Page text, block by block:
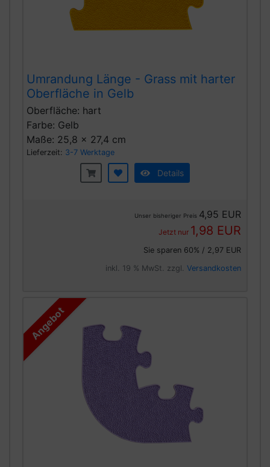
Umrandung Länge - Grass mit harter
Oberfläche in Gelb
Oberfläche: hart
Farbe: Gelb
Maße: 25,8 x 27,4 cm
Lieferzeit: 3-7 Werktage
Details
Unser bisheriger Preis 4,95 EUR
Jetzt nur 1,98 EUR
Sie sparen 60% / 2,97 EUR
inkl. 19 % MwSt. zzgl. Versandkosten
Angebot